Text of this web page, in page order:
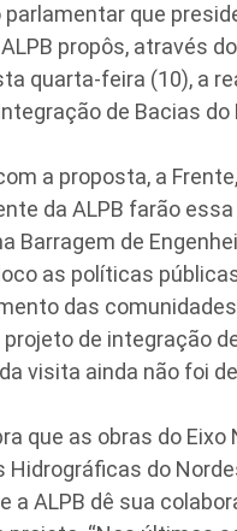
parlamentar que
propôs, através
quarta-feira (10), a
de Bacias do
a proposta, a
da ALPB farão
Barragem de
as políticas
das
de integração
visita ainda não foi
que as obras do
Hidrográficas do
a ALPB dê sua